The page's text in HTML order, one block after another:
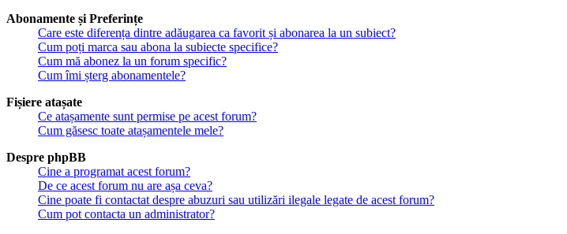
Abonamente și Preferințe
Care este diferența dintre adăugarea ca favorit și abonarea la un subiect?
Cum poți marca sau abona la subiecte specifice?
Cum mă abonez la un forum specific?
Cum îmi șterg abonamentele?
Fișiere atașate
Ce atașamente sunt permise pe acest forum?
Cum găsesc toate atașamentele mele?
Despre phpBB
Cine a programat acest forum?
De ce acest forum nu are așa ceva?
Cine poate fi contactat despre abuzuri sau utilizări ilegale legate de acest forum?
Cum pot contacta un administrator?